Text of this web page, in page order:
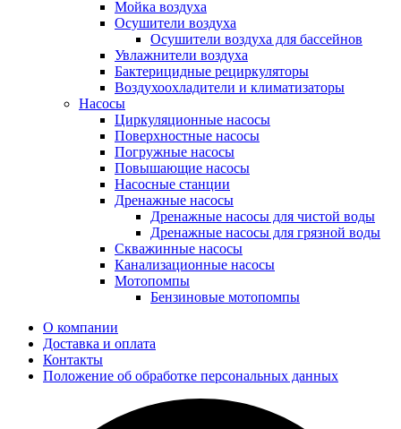
Мойка воздуха
Осушители воздуха
Осушители воздуха для бассейнов
Увлажнители воздуха
Бактерицидные рециркуляторы
Воздухоохладители и климатизаторы
Насосы
Циркуляционные насосы
Поверхностные насосы
Погружные насосы
Повышающие насосы
Насосные станции
Дренажные насосы
Дренажные насосы для чистой воды
Дренажные насосы для грязной воды
Скважинные насосы
Канализационные насосы
Мотопомпы
Бензиновые мотопомпы
О компании
Доставка и оплата
Контакты
Положение об обработке персональных данных